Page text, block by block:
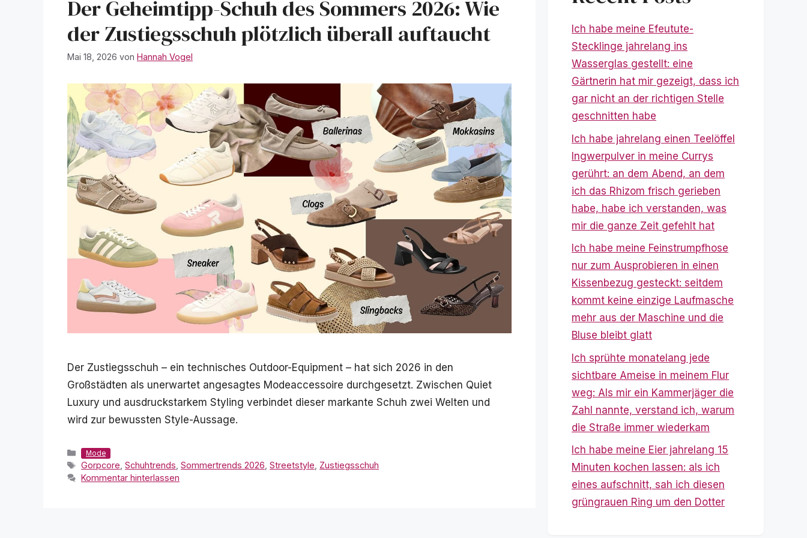
Der Geheimtipp-Schuh des Sommers 2026: Wie
der Zustiegsschuh plötzlich überall auftaucht
Mai 18, 2026 von Hannah Vogel
Der Zustiegsschuh – ein technisches Outdoor-Equipment – hat sich 2026 in den
Großstädten als unerwartet angesagtes Modeaccessoire durchgesetzt. Zwischen Quiet
Luxury und ausdruckstarkem Styling verbindet dieser markante Schuh zwei Welten und
wird zur bewussten Style-Aussage.
Kategorien
Mode
Schlagwörter
Gorpcore ,Schuhtrends ,Sommertrends 2026 ,Streetstyle Zustiegsschuh
Kommentar hinterlassen
Ich habe meine Efeutute-
Stecklinge jahrelang ins
Wasserglas gestellt: eine
Gärtnerin hat mir gezeigt, dass ich
gar nicht an der richtigen Stelle
geschnitten habe
Ich habe jahrelang einen Teelöffel
Ingwerpulver in meine Currys
gerührt: an dem Abend, an dem
ich das Rhizom frisch gerieben
habe, habe ich verstanden, was
mir die ganze Zeit gefehlt hat
Ich habe meine Feinstrumpfhose
nur zum Ausprobieren in einen
Kissenbezug gesteckt: seitdem
kommt keine einzige Laufmasche
mehr aus der Maschine und die
Bluse bleibt glatt
Ich sprühte monatelang jede
sichtbare Ameise in meinem Flur
weg: Als mir ein Kammerjäger die
Zahl nannte, verstand ich, warum
die Straße immer wiederkam
Ich habe meine Eier jahrelang 15
Minuten kochen lassen: als ich
eines aufschnitt, sah ich diesen
grüngrauen Ring um den Dotter